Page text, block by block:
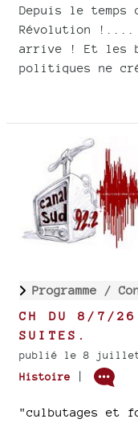
Depuis le temps
Révolution !....
arrive ! Et les
politiques ne
Programme /
CH DU 8/7/26
SUITES.
publié le 8
Histoire
|
"culbutages et